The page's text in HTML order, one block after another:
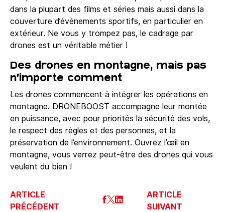
dans la plupart des films et séries mais aussi dans la
couverture d’évènements sportifs, en particulier en
extérieur. Ne vous y trompez pas, le cadrage par
drones est un véritable métier !
Des drones en montagne, mais pas
n’importe comment
Les drones commencent à intégrer les opérations en
montagne. DRONEBOOST accompagne leur montée
en puissance, avec pour priorités la sécurité des vols,
le respect des règles et des personnes, et la
préservation de l’environnement. Ouvrez l’œil en
montagne, vous verrez peut-être des drones qui vous
veulent du bien !
ARTICLE
PRÉCÉDENT
ARTICLE
SUIVANT